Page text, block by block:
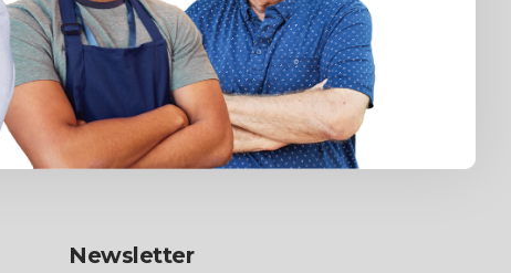
Newsletter